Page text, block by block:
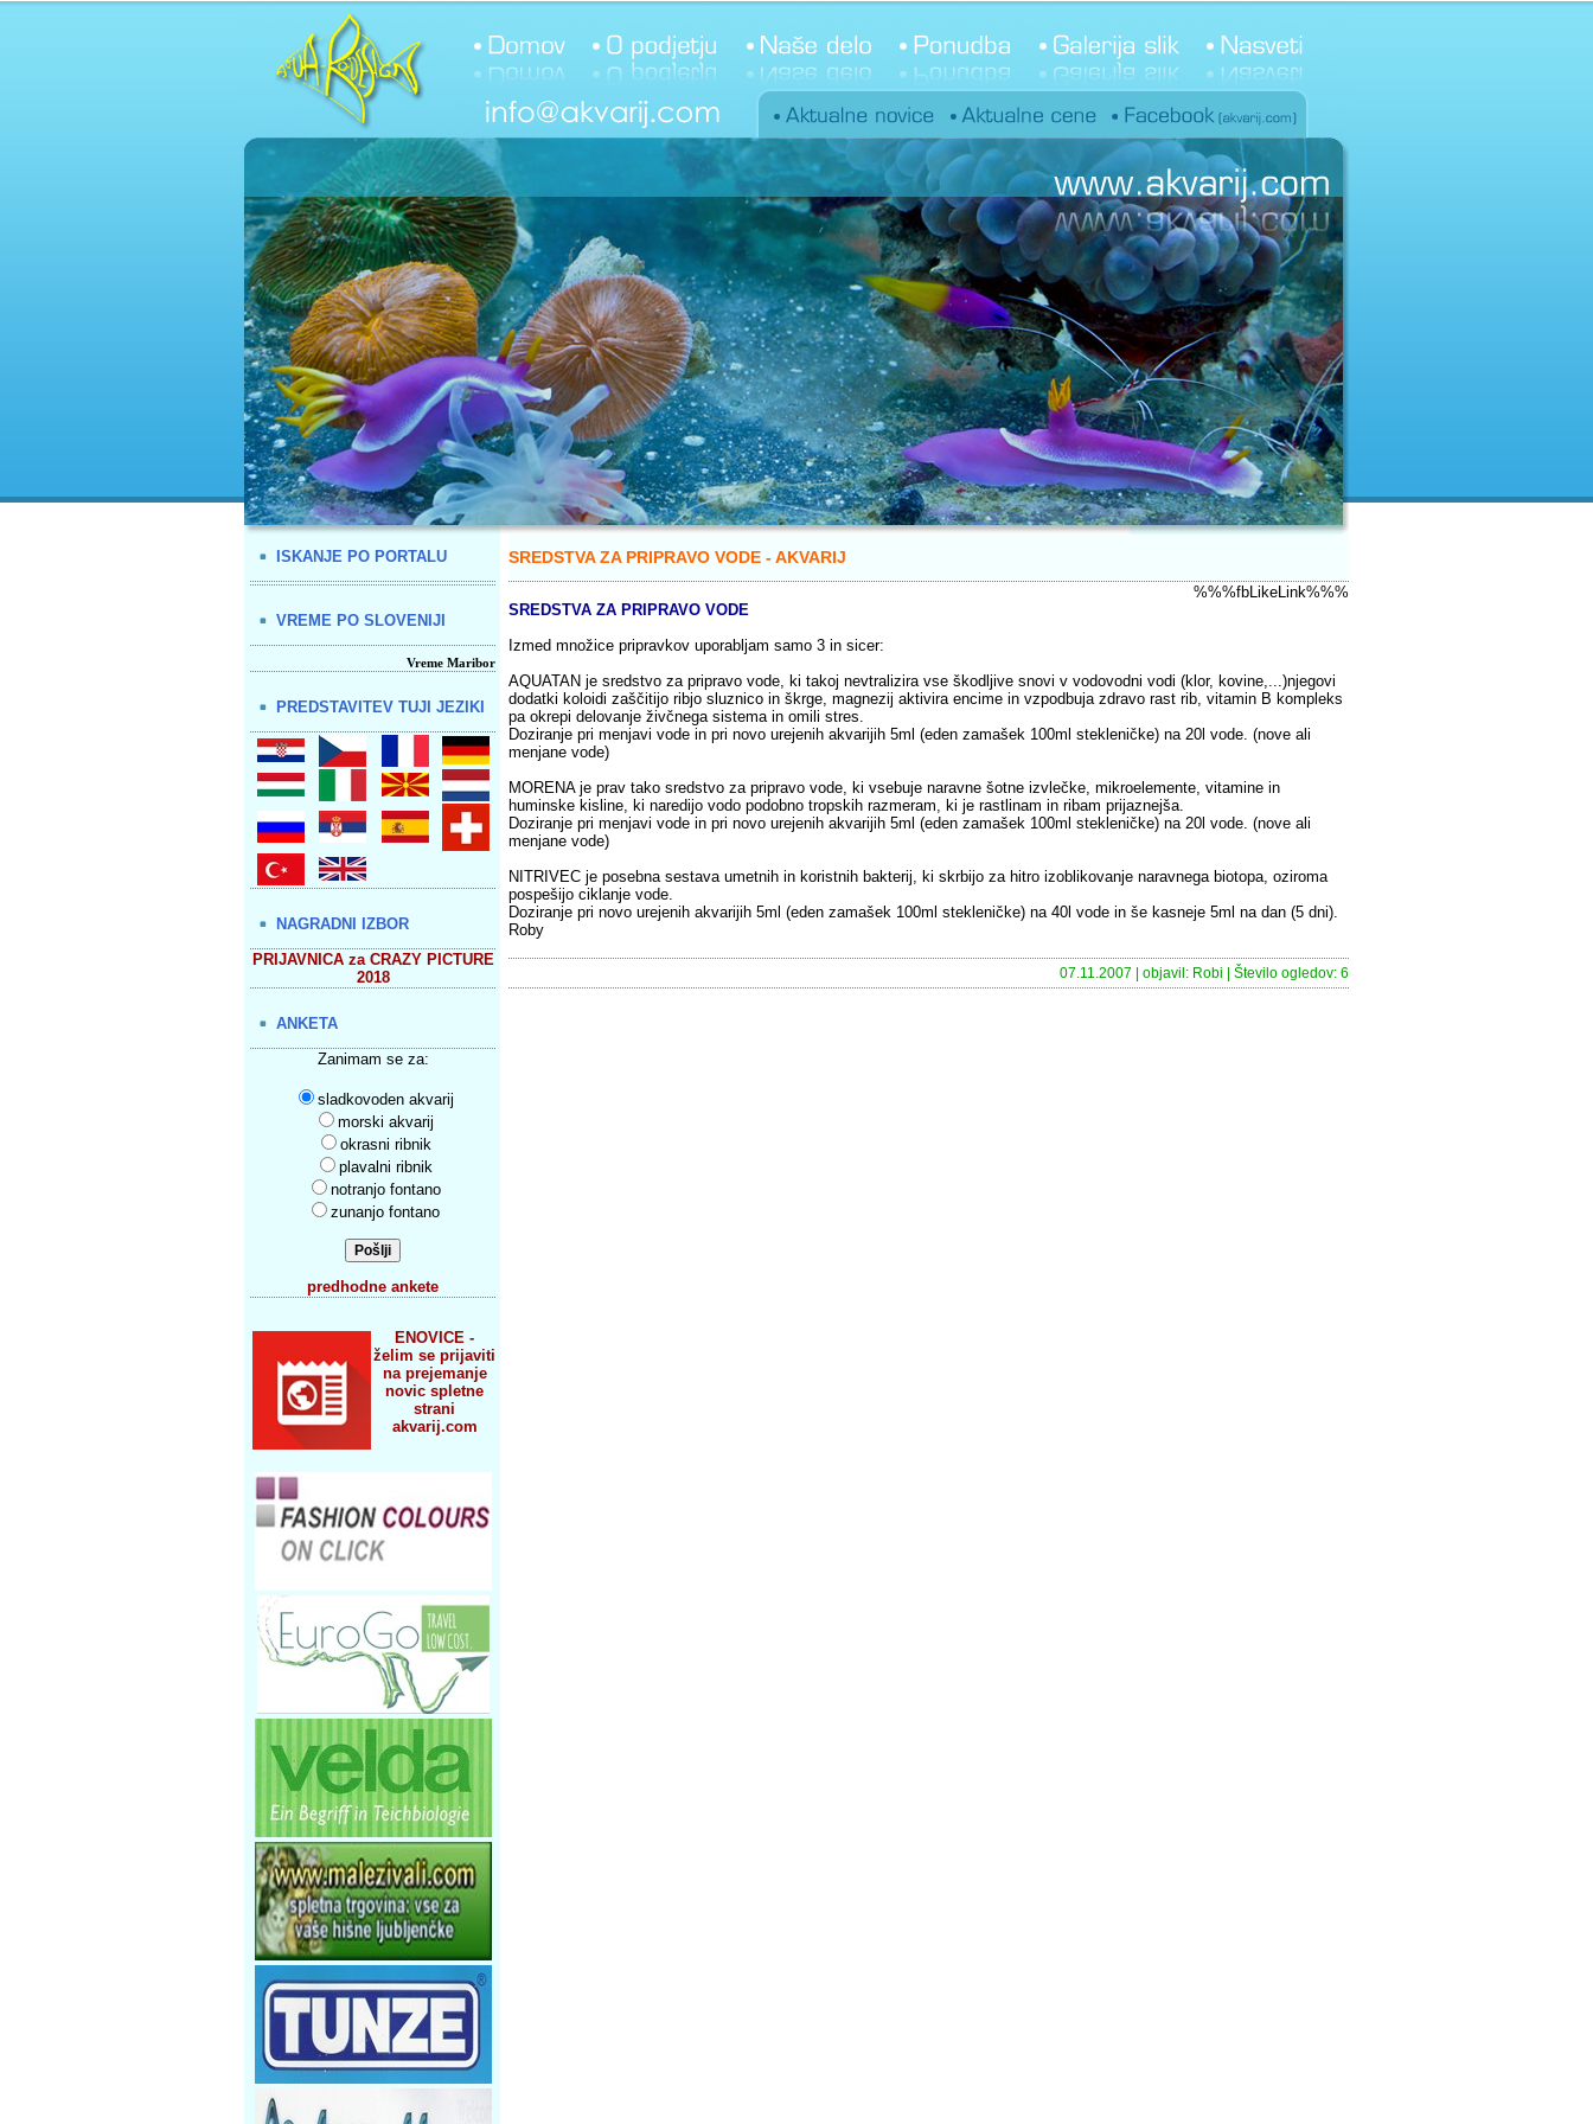
ISKANJE PO PORTALU
VREME PO SLOVENIJI
Vreme Maribor
PREDSTAVITEV TUJI JEZIKI
NAGRADNI IZBOR
PRIJAVNICA za CRAZY PICTURE
2018
ANKETA
Zanimam se za:
sladkovoden akvarij
morski akvarij
okrasni ribnik
plavalni ribnik
notranjo fontano
zunanjo fontano
predhodne ankete
ENOVICE -
želim se prijaviti
na prejemanje
novic spletne
strani
akvarij.com
SREDSTVA ZA PRIPRAVO VODE - AKVARIJ
%%%fbLikeLink%%%
SREDSTVA ZA PRIPRAVO VODE
Izmed množice pripravkov uporabljam samo 3 in sicer:
AQUATAN je sredstvo za pripravo vode, ki takoj nevtralizira vse škodljive snovi v vodovodni vodi (klor, kovine,...)njegovi
dodatki koloidi zaščitijo ribjo sluznico in škrge, magnezij aktivira encime in vzpodbuja zdravo rast rib, vitamin B kompleks
pa okrepi delovanje živčnega sistema in omili stres.
Doziranje pri menjavi vode in pri novo urejenih akvarijih 5ml (eden zamašek 100ml stekleničke) na 20l vode. (nove ali
menjane vode)
MORENA je prav tako sredstvo za pripravo vode, ki vsebuje naravne šotne izvlečke, mikroelemente, vitamine in
huminske kisline, ki naredijo vodo podobno tropskih razmeram, ki je rastlinam in ribam prijaznejša.
Doziranje pri menjavi vode in pri novo urejenih akvarijih 5ml (eden zamašek 100ml stekleničke) na 20l vode. (nove ali
menjane vode)
NITRIVEC je posebna sestava umetnih in koristnih bakterij, ki skrbijo za hitro izoblikovanje naravnega biotopa, oziroma
pospešijo ciklanje vode.
Doziranje pri novo urejenih akvarijih 5ml (eden zamašek 100ml stekleničke) na 40l vode in še kasneje 5ml na dan (5 dni).
Roby
07.11.2007 | objavil: Robi | Število ogledov: 6